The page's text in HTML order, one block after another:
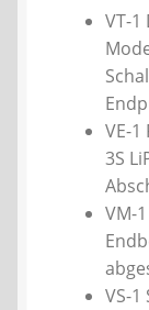
VT-1
VE-
3S
VM-
VS-